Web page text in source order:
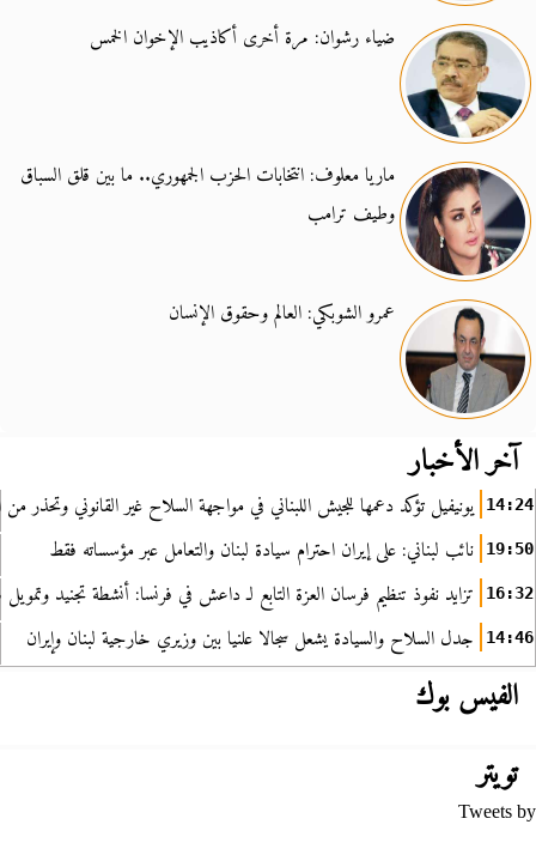
ضياء رشوان: مرة أخرى أكاذيب الإخوان الخمس
ماريا معلوف: انتخابات الحزب الجمهوري.. ما بين قلق السباق
وطيف ترامب
عمرو الشوبكي: العالم وحقوق الإنسان
آخر الأخبار
14:24 يونيفيل تؤكد دعمها للجيش اللبناني في مواجهة السلاح غير القانوني وتحذر من
19:50 نائب لبناني: على إيران احترام سيادة لبنان والتعامل عبر مؤسساته فقط
16:32 تزايد نفوذ تنظيم فرسان العزة التابع لـ داعش في فرنسا: أنشطة تجنيد
14:46 جدل السلاح والسيادة يشعل سجالا علنيا بين وزيري خارجية لبنان وإيران
الفيس بوك
تويتر
Tweets by